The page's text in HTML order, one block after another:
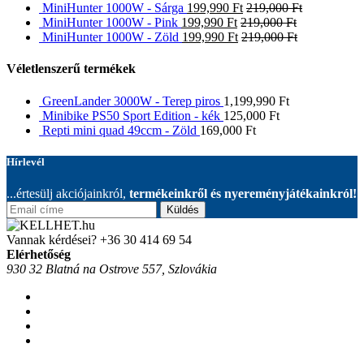
MiniHunter 1000W - Sárga 199,990 Ft 219,000Ft
MiniHunter 1000W - Pink 199,990 Ft 219,000Ft
MiniHunter 1000W - Zöld 199,990 Ft 219,000Ft
Véletlenszerű termékek
GreenLander 3000W - Terep piros 1,199,990 Ft
Minibike PS50 Sport Edition - kék 125,000 Ft
Repti mini quad 49ccm - Zöld 169,000 Ft
Hírlevél
...értesülj akciójainkról, termékeinkről és nyereményjátékainkról!
Küldés
Vannak kérdései? +36 30 414 69 54
Elérhetőség
930 32 Blatná na Ostrove 557, Szlovákia